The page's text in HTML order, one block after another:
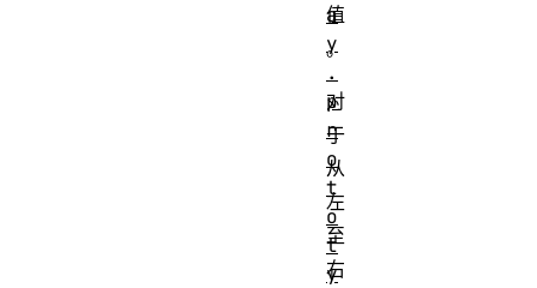
值
。
对
于
从
左
至
右
a
y
.
p
r
o
t
o
t
y